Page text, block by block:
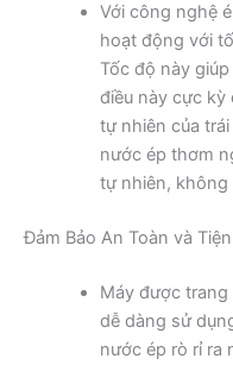
Với công nghệ
hoạt động với
Tốc độ này
điều này cực
tự nhiên của
nước ép thơm
tự nhiên, không
Đảm Bảo An Toàn và
Máy được
dễ dàng sử
nước ép rò rỉ ra